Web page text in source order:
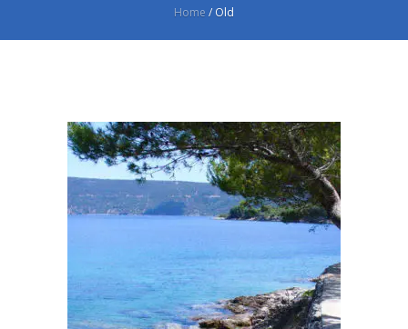
Home / Old